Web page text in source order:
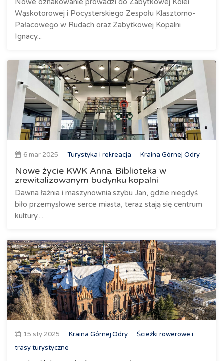
Nowe oznakowanie prowadzi do Zabytkowej Kolei
Wąskotorowej i Pocysterskiego Zespołu Klasztorno-
Pałacowego w Rudach oraz Zabytkowej Kopalni
Ignacy...
6 mar 2025 Turystyka i rekreacja Kraina Górnej Odry
Nowe życie KWK Anna. Biblioteka w
zrewitalizowanym budynku kopalni
Dawna łaźnia i maszynownia szybu Jan, gdzie niegdyś
biło przemysłowe serce miasta, teraz stają się centrum
kultury....
15 sty 2025 Kraina Górnej Odry
Ścieżki rowerowe i
trasy turystyczne